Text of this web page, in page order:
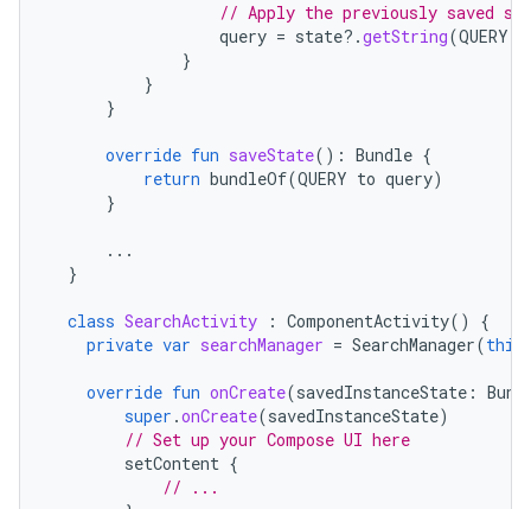
// Apply the previously saved
query = state?.getString(QUERY
}
}
}
override fun saveState(): Bundle {
return bundleOf(QUERY to query)
}
...
}
class SearchActivity : ComponentActivity()
{
private var searchManager = SearchManager(this
override fun onCreate(savedInstanceState :
super .onCreate(savedInstanceState)
// Set up your Compose UI here
setContent {
// ...